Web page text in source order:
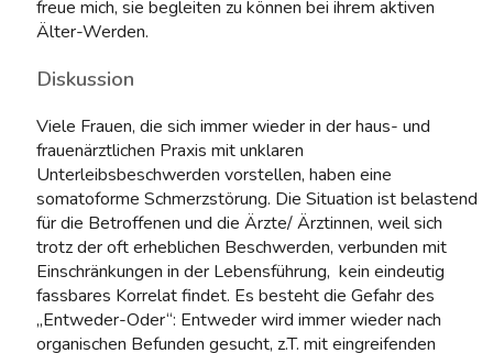
freue mich, sie begleiten zu können bei ihrem aktiven
Älter-Werden.
Diskussion
Viele Frauen, die sich immer wieder in der haus- und
frauenärztlichen Praxis mit unklaren
Unterleibsbeschwerden vorstellen, haben eine
somatoforme Schmerzstörung. Die Situation ist belastend
für die Betroffenen und die Ärzte/ Ärztinnen, weil sich
trotz der oft erheblichen Beschwerden, verbunden mit
Einschränkungen in der Lebensführung, kein eindeutig
fassbares Korrelat findet. Es besteht die Gefahr des
„Entweder-Oder“: Entweder wird immer wieder nach
organischen Befunden gesucht, z.T. mit eingreifenden